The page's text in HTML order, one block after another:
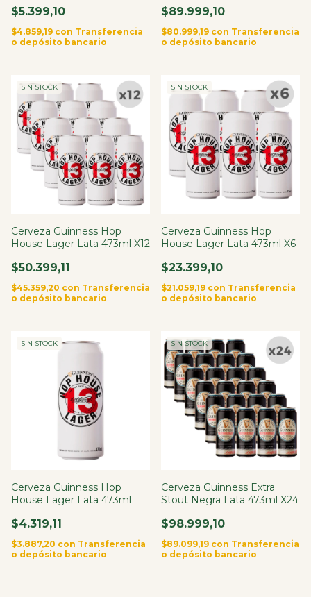
$5.399,10
$4.859,19 con Transferencia
o depósito bancario
$89.999,10
$80.999,19 con Transferencia
o depósito bancario
SIN STOCK
Cerveza Guinness Hop
House Lager Lata 473ml X12
$50.399,11
$45.359,20 con Transferencia
o depósito bancario
SIN STOCK
Cerveza Guinness Hop
House Lager Lata 473ml X6
$23.399,10
$21.059,19 con Transferencia
o depósito bancario
SIN STOCK
Cerveza Guinness Hop
House Lager Lata 473ml
$4.319,11
$3.887,20 con Transferencia
o depósito bancario
SIN STOCK
Cerveza Guinness Extra
Stout Negra Lata 473ml X24
$98.999,10
$89.099,19 con Transferencia
o depósito bancario